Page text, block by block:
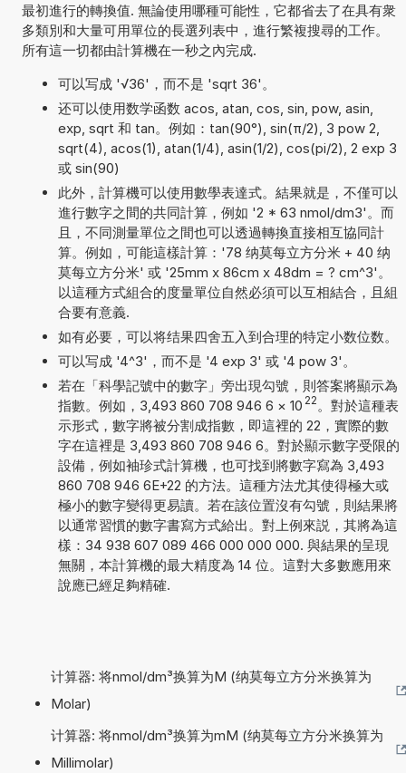
最初進行的轉換值. 無論使用哪種可能性，它都省去了在具有衆
多類別和大量可用單位的長選列表中，進行繁複搜尋的工作。
所有這一切都由計算機在一秒之內完成.
可以写成 '√36'，而不是 'sqrt 36'。
还可以使用数学函数 acos, atan, cos, sin, pow, asin,
exp, sqrt 和 tan。例如：tan(90°), sin(π/2), 3 pow 2,
sqrt(4), acos(1), atan(1/4), asin(1/2), cos(pi/2), 2 exp 3
或 sin(90)
此外，計算機可以使用數學表達式。結果就是，不僅可以
進行數字之間的共同計算，例如 '2 * 63 nmol/dm3'。而
且，不同測量單位之間也可以透過轉換直接相互協同計
算。例如，可能這樣計算：'78 纳莫每立方分米 + 40 纳
莫每立方分米' 或 '25mm x 86cm x 48dm = ? cm^3'。
以這種方式組合的度量單位自然必須可以互相結合，且組
合要有意義.
如有必要，可以将结果四舍五入到合理的特定小数位数。
可以写成 '4^3'，而不是 '4 exp 3' 或 '4 pow 3'。
若在「科學記號中的數字」旁出現勾號，則答案將顯示為
指數。例如，3,493 860 708 946 6 × 10 22 。對於這種表
示形式，數字將被分割成指數，即這裡的 22，實際的數
字在這裡是 3,493 860 708 946 6。對於顯示數字受限的
設備，例如袖珍式計算機，也可找到將數字寫為 3,493
860 708 946 6E+22 的方法。這種方法尤其使得極大或
極小的數字變得更易讀。若在該位置沒有勾號，則結果將
以通常習慣的數字書寫方式給出。對上例來説，其將為這
樣：34 938 607 089 466 000 000 000. 與結果的呈現
無關，本計算機的最大精度為 14 位。這對大多數應用來
說應已經足夠精確.
计算器: 将nmol/dm³换算为M (纳莫每立方分米换算为
Molar)
计算器: 将nmol/dm³换算为mM (纳莫每立方分米换算为
Millimolar)